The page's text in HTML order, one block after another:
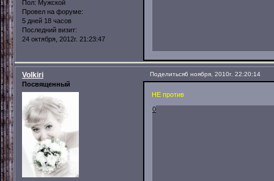
Пол: Мужской
Провел на форуме:
5 дней 18 часов
Последний визит:
24 октября, 2012г. 21:23:47
Поделиться6 ноября, 2010г. 22:20:14
Volkiri
Посвященный
НЕ против
0